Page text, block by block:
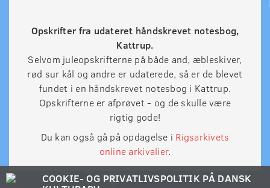
Opskrifter fra udateret håndskrevet notesbog,
Kattrup.
Selvom juleopskrifterne på både and, æbleskiver,
rød sur kål og andre er udaterede, så er de blevet
fundet i en håndskrevet notesbog i Kattrup.
Opskrifterne er afprøvet - og de skulle være
rigtig gode!
Du kan også gå på opdagelse i Rigsarkivets
online arkivalier.
COOKIE- OG PRIVATLIVSPOLITIK PÅ DANSK